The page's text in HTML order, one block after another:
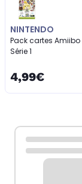
NINTENDO
Pack cartes Amiibo
Série 1
4,99€